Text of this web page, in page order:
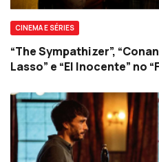
CINEMA E SÉRIES
“The Sympathizer”,
Lasso” e “El Inocente” no